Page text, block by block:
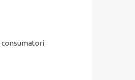
consumatori